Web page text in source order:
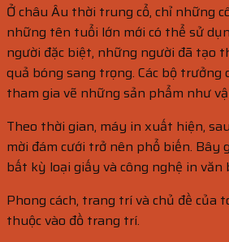
Ở châu Âu thời trung cổ, chỉ những
những tên tuổi lớn mới có thể sử
người đặc biệt, những người đã tạo
quả bóng sang trọng. Các bộ trưởng
tham gia vẽ những sản phẩm như
Theo thời gian, máy in xuất hiện,
mời đám cưới trở nên phổ biến. Bây
bất kỳ loại giấy và công nghệ in văn
Phong cách, trang trí và chủ đề của
thuộc vào đồ trang trí.